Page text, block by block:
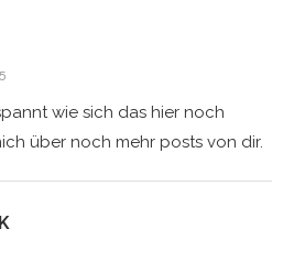
wie sich das hier noch
über noch mehr posts von dir.